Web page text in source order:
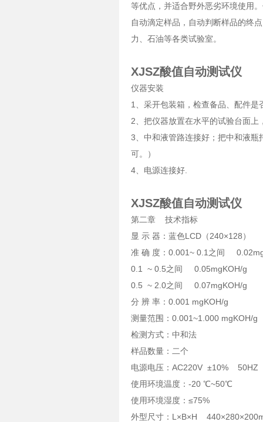
等优点，并适合野外恶劣环境使用
自动滴定样品，自动判断样品的终
力、石油等各类试验室。
XJSZ酸值自动测试仪
仪器安装
1、采开包装箱，检查备品、配件
2、把仪器放置在水平的试验台面
3、中和液管路连接好；把中和液
可。）
4、电源连接好.
XJSZ酸值自动测试仪
第二章 技术指标
显 示 器：蓝色LCD（240×128）
准 确 度：0.001~ 0.1之间
0.1 ~ 0.5之间 0.05mgKOH/g
0.5 ~ 2.0之间 0.07mgKOH/g
分 辨 率：0.001 mgKOH/g
测量范围：0.001~1.000 mgKOH/g
检测方式：中和法
样品数量：二个
电源电压：AC220V ±10% 50HZ
使用环境温度：-20 ℃~50℃
使用环境湿度：≤75%
外型尺寸：L×B×H